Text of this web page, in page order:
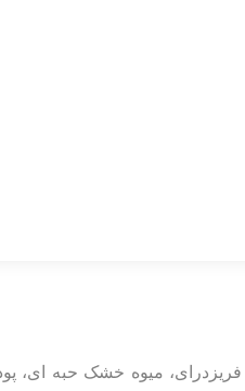
فریزدرای، میوه خشک حبه